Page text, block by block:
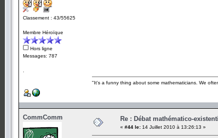
Classement : 43/55625
Membre Héroïque
Hors ligne
Messages: 787
"It's a funny thing about some mathematicians. We
CommComm Re : Débat mathématico-
« #44 le: 14 Juillet 2010 à 13:26:13 »